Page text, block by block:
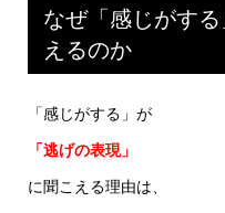
なぜ「感じがす
えるのか
「感じがする」が
「逃げの表現」
に聞こえる理由は、